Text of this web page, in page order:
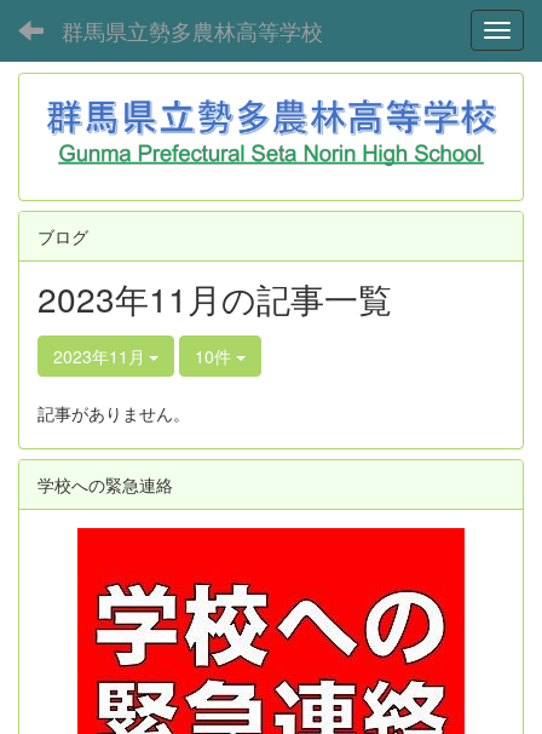
群馬県立勢多農林高等学校
ブログ
2023年11月の記事一覧
2023年11月 10件
記事がありません。
学校への緊急連絡